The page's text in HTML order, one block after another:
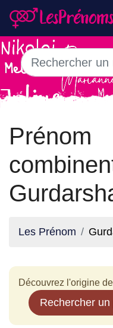
Les Prénom
Découvrez l'origine
Rechercher un